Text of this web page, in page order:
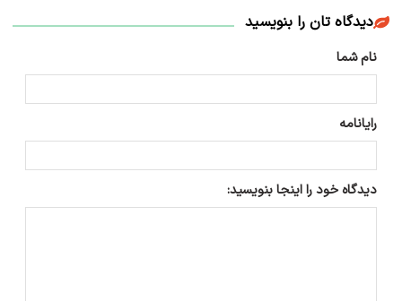
دیدگاه تان را بنویسید
نام شما
رایانامه
دیدگاه خود را اینجا بنویسید: